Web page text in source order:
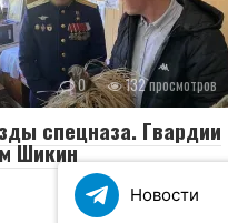
0 132 просмотров
спецназа. Гвардии
Шикин
Новости